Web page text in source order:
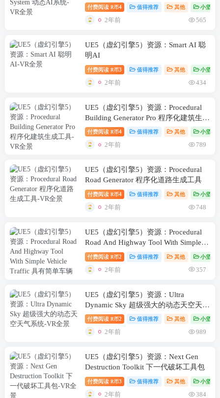
付费阅读 R币4 值得推荐 其他 小坚资
2年前 565
UE5（虚幻引擎5）资源：Smart AI 聪
明AI
付费阅读 R币3 值得推荐 其他 小坚资
2年前 434
UE5（虚幻引擎5）资源：Procedural
Building Generator Pro 程序化建筑生成
工具
付费阅读 R币4 值得推荐 其他 小坚资
2年前 789
UE5（虚幻引擎5）资源：Procedural
Road Generator 程序化道路生成工具
付费阅读 R币4 值得推荐 其他 小坚资
2年前 748
UE5（虚幻引擎5）资源：Procedural
Road And Highway Tool With Simple
Vehicle Traffic 具有简单车辆交通的程
序化道路和公路工具
付费阅读 R币2 值得推荐 其他 小坚资
2年前 357
UE5（虚幻引擎5）资源：Ultra
Dynamic Sky 超级强大的动态天空天气
系统
付费阅读 R币2 值得推荐 其他 小坚资
2年前 989
UE5（虚幻引擎5）资源：Next Gen
Destruction Toolkit 下一代破坏工具包
付费阅读 R币3 值得推荐 其他 小坚资
2年前 384